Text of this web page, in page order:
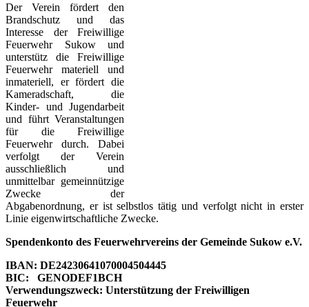
Der Verein fördert den
Brandschutz und das
Interesse der Freiwillige
Feuerwehr Sukow und
unterstütz die Freiwillige
Feuerwehr materiell und
inmateriell, er fördert die
Kameradschaft, die
Kinder- und Jugendarbeit
und führt Veranstaltungen
für die Freiwillige
Feuerwehr durch. Dabei
verfolgt der Verein
ausschließlich und
unmittelbar gemeinnützige
Zwecke der
Abgabenordnung, er ist selbstlos tätig und verfolgt nicht in erster
Linie eigenwirtschaftliche Zwecke.
Spendenkonto des Feuerwehrvereins der Gemeinde Sukow e.V.
IBAN: DE24230641070004504445
BIC: GENODEF1BCH
Verwendungszweck: Unterstützung der Freiwilligen
Feuerwehr